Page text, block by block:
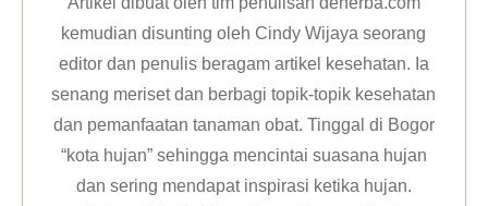
kemudian disunting oleh Cindy Wijaya seorang
editor dan penulis beragam artikel kesehatan. Ia
senang meriset dan berbagi topik-topik kesehatan
dan pemanfaatan tanaman obat. Tinggal di Bogor
“kota hujan” sehingga mencintai suasana hujan
dan sering mendapat inspirasi ketika hujan.